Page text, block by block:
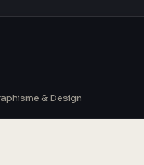
& Design